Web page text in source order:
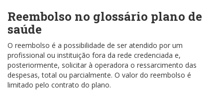
Reembolso no glossário plano de
saúde
O reembolso é a possibilidade de ser atendido por um
profissional ou instituição fora da rede credenciada e,
posteriormente, solicitar à operadora o ressarcimento das
despesas, total ou parcialmente. O valor do reembolso é
limitado pelo contrato do plano.